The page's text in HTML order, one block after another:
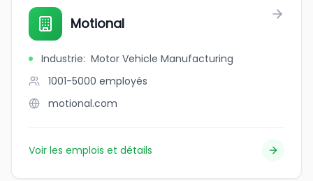
Motional
Industrie: Motor Vehicle Manufacturing
1001-5000 employés
motional.com
Voir les emplois et détails